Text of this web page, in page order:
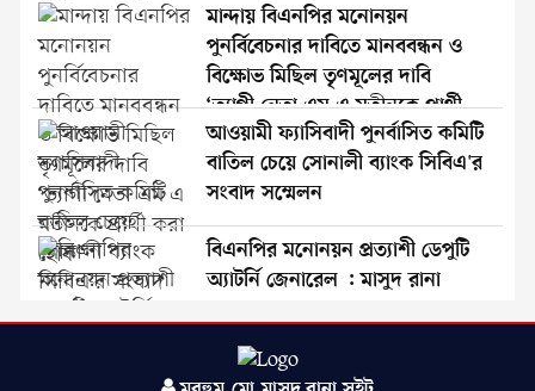
মান্দায় বিএনপির মনোনয়ন
পুনর্বিবেচনার দাবিতে মানববন্ধন ও
বিক্ষোভ মিছিল তৃণমূলের দাবি
‘ত্যাগী নেতা এম এ মতীনকে প্রার্থী
করা হোক’
আওয়ামী ফ্যাসিবাদী পুনর্বাসিত কমিটি
বাতিল চেয়ে সোনালী ব্যাংক সিবিএ'র
সংবাদ সম্মেলন
বিএনপির মনোনয়ন প্রত্যাশী ডেপুটি
অ্যাটর্নি জেনারেল : মাসুদ রানা
ভবানীগঞ্জ পৌর ছাত্রদলের দুঃসময়ের